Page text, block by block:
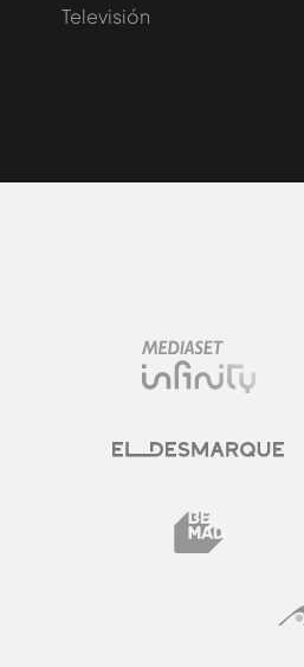
Televisión